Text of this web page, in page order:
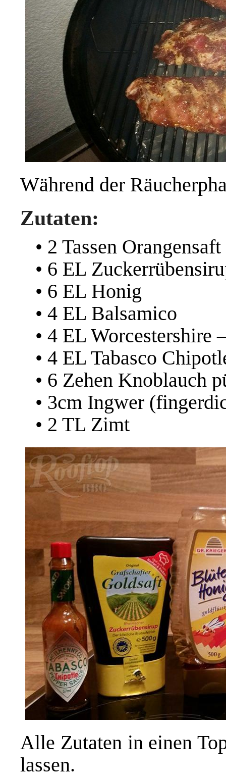
Während der
Zutaten:
• 2 Tassen Orangensaft
• 6 EL
• 6 EL Honig
• 4 EL Balsamico
• 4 EL Worcestershire
• 4 EL Tabasco
• 6 Zehen Knoblauch
• 3cm Ingwer
• 2 TL Zimt
Alle Zutaten in einen
lassen.